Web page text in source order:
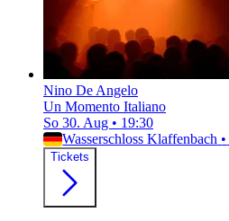
Nino De Angelo
Un Momento Italiano
So 30. Aug • 19:30
Wasserschloss Klaffenbach •
Tickets